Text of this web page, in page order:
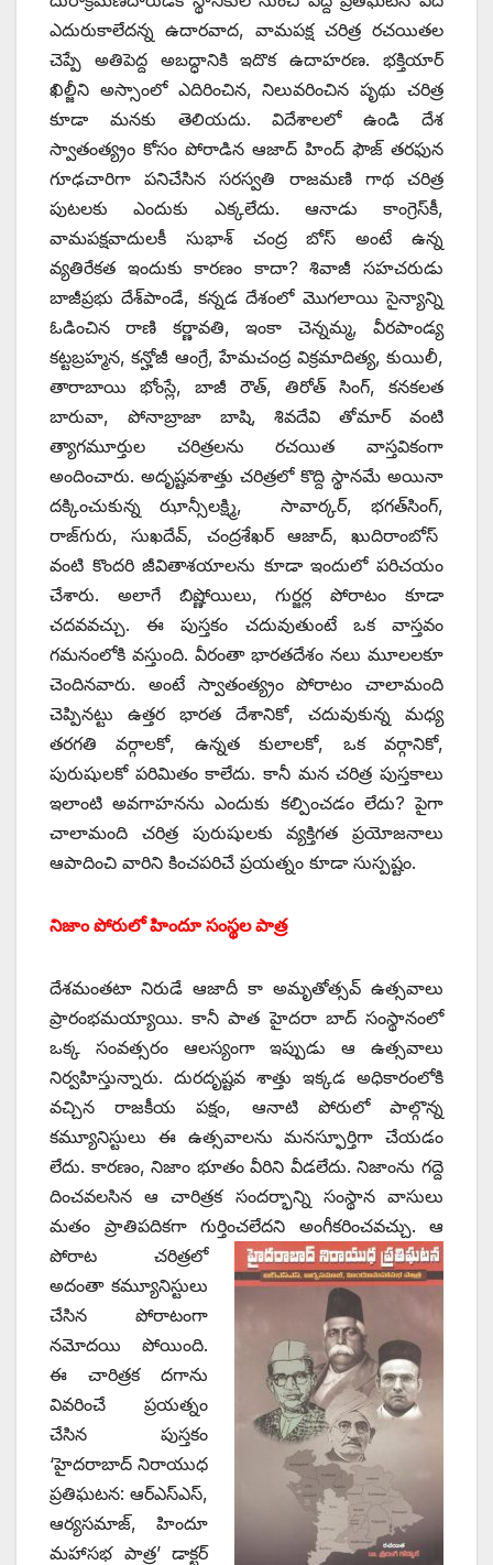
ఎదురుకాలేదన్న ఉదారవాద, వామపక్ష చరిత్ర రచయితల
చెప్పే అతిపెద్ద అబద్ధానికి ఇదొక ఉదాహరణ. భక్తియార్‌
‌ఖిల్జీని అస్సాంలో ఎదిరించిన, నిలువరించిన పృథు చరిత్ర
కూడా మనకు తెలియదు. విదేశాలలో ఉండి దేశ
స్వాతంత్య్రం కోసం పోరాడిన ఆజాద్‌ ‌హింద్‌ ‌ఫౌజ్‌ ‌తరఫున
గూఢచారిగా పనిచేసిన సరస్వతి రాజమణి గాథ చరిత్ర
పుటలకు ఎందుకు ఎక్కలేదు. ఆనాడు కాంగ్రెస్‌కీ,
వామపక్షవాదులకీ సుభాశ్‌ ‌చంద్ర బోస్‌ అం‌టే ఉన్న
వ్యతిరేకత ఇందుకు కారణం కాదా? శివాజీ సహచరుడు
బాజీప్రభు దేశ్‌పాండే, కన్నడ దేశంలో మొగలాయి సైన్యాన్ని
ఓడించిన రాణి కర్ణావతి, ఇంకా చెన్నమ్మ, వీరపాండ్య
కట్టబ్రహ్మన, కన్హోజీ ఆంగ్రే, హేమచంద్ర విక్రమాదిత్య, కుయిలీ,
తారాబాయి భోంస్లే, బాజీ రౌత్‌, ‌తిరోత్‌ ‌సింగ్‌, ‌కనకలత
బారువా, పోనాబ్రాజా బాషి, శివదేవి తోమార్‌ ‌వంటి
త్యాగమూర్తుల చరిత్రలను రచయిత వాస్తవికంగా
అందించారు. అదృష్టవశాత్తు చరిత్రలో కొద్ది స్థానమే అయినా
దక్కించుకున్న ఝాన్సీలక్ష్మి, సావార్కర్‌, ‌భగత్‌సింగ్‌,
‌రాజ్‌గురు, సుఖదేవ్‌, ‌చంద్రశేఖర్‌ ఆజాద్‌, ‌ఖుదిరాంబోస్‌
‌వంటి కొందరి జీవితాశయాలను కూడా ఇందులో పరిచయం
చేశారు. అలాగే బిష్ణోయిలు, గుర్జర్ల పోరాటం కూడా
చదవవచ్చు. ఈ పుస్తకం చదువుతుంటే ఒక వాస్తవం
గమనంలోకి వస్తుంది. వీరంతా భారతదేశం నలు మూలలకూ
చెందినవారు. అంటే స్వాతంత్య్రం పోరాటం చాలామంది
చెప్పినట్టు ఉత్తర భారత దేశానికో, చదువుకున్న మధ్య
తరగతి వర్గాలకో, ఉన్నత కులాలకో, ఒక వర్గానికో,
పురుషులకో పరిమితం కాలేదు. కానీ మన చరిత్ర పుస్తకాలు
ఇలాంటి అవగాహనను ఎందుకు కల్పించడం లేదు? పైగా
చాలామంది చరిత్ర పురుషులకు వ్యక్తిగత ప్రయోజనాలు
ఆపాదించి వారిని కించపరిచే ప్రయత్నం కూడా సుస్పష్టం.
నిజాం పోరులో హిందూ సంస్థల పాత్ర
దేశమంతటా నిరుడే ఆజాదీ కా అమృతోత్సవ్‌ ఉత్సవాలు
ప్రారంభమయ్యాయి. కానీ పాత హైదరా బాద్‌ ‌సంస్థానంలో
ఒక్క సంవత్సరం ఆలస్యంగా ఇప్పుడు ఆ ఉత్సవాలు
నిర్వహిస్తున్నారు. దురదృష్టవ శాత్తు ఇక్కడ అధికారంలోకి
వచ్చిన రాజకీయ పక్షం, ఆనాటి పోరులో పాల్గొన్న
కమ్యూనిస్టులు ఈ ఉత్సవాలను మనస్ఫూర్తిగా చేయడం
లేదు. కారణం, నిజాం భూతం వీరిని వీడలేదు. నిజాంను గద్దె
దించవలసిన ఆ చారిత్రక సందర్భాన్ని సంస్థాన వాసులు
మతం ప్రాతిపదికగా గుర్తించలేదని అంగీకరించవచ్చు. ఆ
పోరాట చరిత్రలో
అదంతా కమ్యూనిస్టులు
చేసిన పోరాటంగా
నమోదయి పోయింది.
ఈ చారిత్రక దగాను
వివరించే ప్రయత్నం
చేసిన పుస్తకం
‘హైదరాబాద్‌ ‌నిరాయుధ
ప్రతిఘటన: ఆర్‌ఎస్‌ఎస్‌,
ఆర్యసమాజ్‌, ‌హిందూ
మహాసభ పాత్ర’ డాక్టర్‌